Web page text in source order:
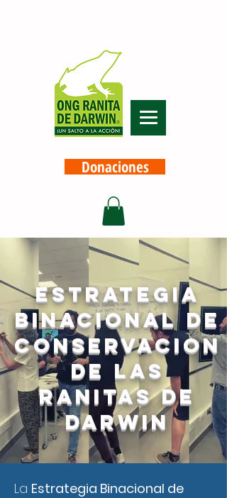
Donaciones
Estrategia
binacional de
conservacion
de las
ranitas de
darwin
La Estrategia Binacional de